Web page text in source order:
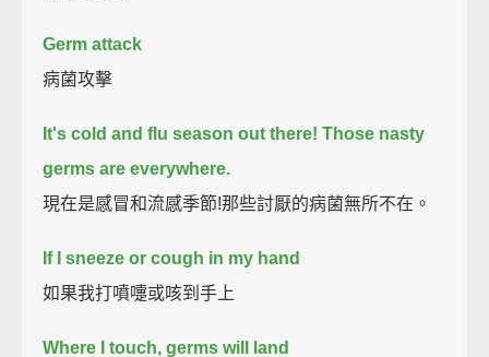
Germ attack
病菌攻擊
It's cold and flu season out there! Those nasty
germs are everywhere.
現在是感冒和流感季節!那些討厭的病菌無所不在。
If I sneeze or cough in my hand
如果我打噴嚏或咳到手上
Where I touch, germs will land